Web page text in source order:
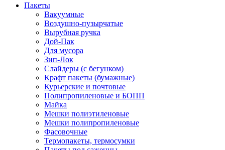
Пакеты
Вакуумные
Воздушно-пузырчатые
Вырубная ручка
Дой-Пак
Для мусора
Зип-Лок
Слайдеры (с бегунком)
Крафт пакеты (бумажные)
Курьерские и почтовые
Полипропиленовые и БОПП
Майка
Мешки полиэтиленовые
Мешки полипропиленовые
Фасовочные
Термопакеты, термосумки